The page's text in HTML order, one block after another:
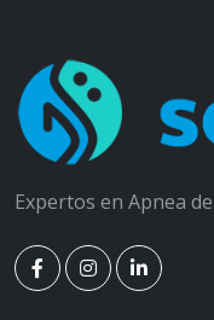
Expertos en Apnea